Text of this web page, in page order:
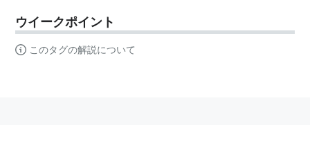
ウイークポイント
このタグの解説について